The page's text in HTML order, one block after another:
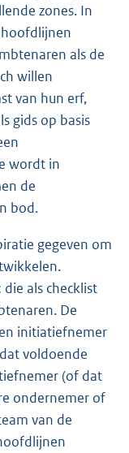
zones. In
als de
willen
van hun erf,
gids op basis
wordt in
de
bod.
gegeven om
als checklist
De
initiatiefnemer
voldoende
(of dat
ondernemer of
van de